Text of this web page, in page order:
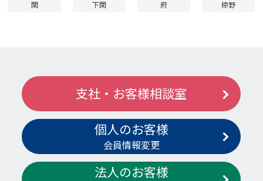
関
下関
府
椋野
支社・お客様相談室
個人のお客様
会員情報変更
法人のお客様